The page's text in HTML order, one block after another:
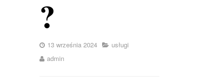
?
13 września 2024
usługi
admin